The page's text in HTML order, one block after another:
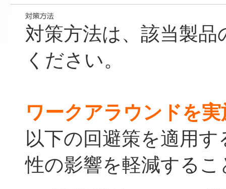
対策方法は、該当製品
ください。
ワークアラウンドを
以下の回避策を適用
性の影響を軽減する